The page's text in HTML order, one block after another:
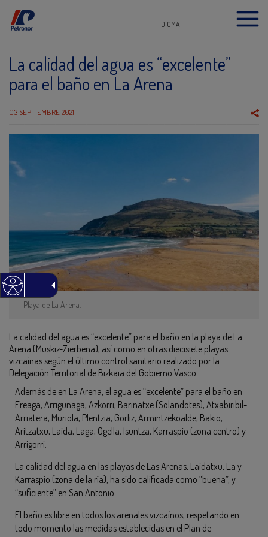
IDIOMA
La calidad del agua es “excelente”
para el baño en La Arena
03 SEPTIEMBRE 2021
Playa de La Arena.
La calidad del agua es “excelente” para el baño en la playa de La
Arena (Muskiz-Zierbena), así como en otras diecisiete playas
vizcaínas según el último control sanitario realizado por la
Delegación Territorial de Bizkaia del Gobierno Vasco.
Además de en La Arena, el agua es “excelente” para el baño en
Ereaga, Arrigunaga, Azkorri, Barinatxe (Solandotes), Atxabiribil-
Arriatera, Muriola, Plentzia, Gorliz, Armintzekoalde, Bakio,
Aritzatxu, Laida, Laga, Ogella, Isuntza, Karraspio (zona centro) y
Arrigorri.
La calidad del agua en las playas de Las Arenas, Laidatxu, Ea y
Karraspio (zona de la ría), ha sido calificada como “buena”, y
“suficiente” en San Antonio.
El baño es libre en todos los arenales vizcaínos, respetando en
todo momento las medidas establecidas en el Plan de